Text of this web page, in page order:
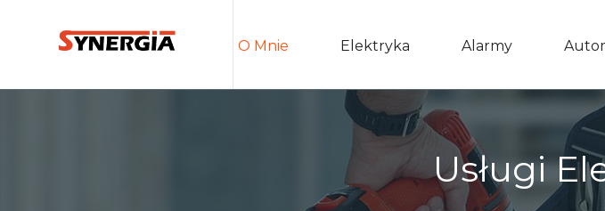
O Mnie Elektryka Alarmy
Usługi